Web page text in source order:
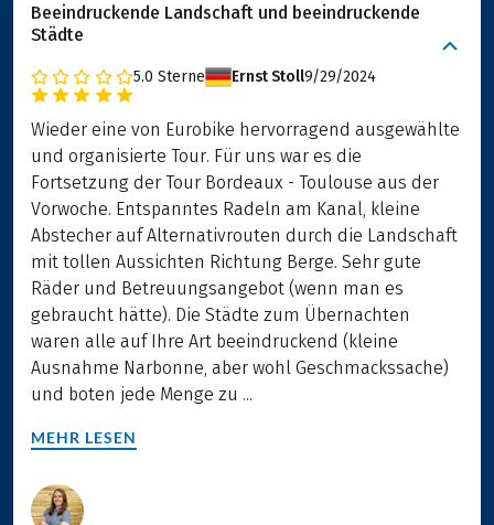
Beeindruckende Landschaft und beeindruckende
Städte
5.0 Sterne Ernst Stoll9/29/2024
Wieder eine von Eurobike hervorragend ausgewählte
und organisierte Tour. Für uns war es die
Fortsetzung der Tour Bordeaux - Toulouse aus der
Vorwoche. Entspanntes Radeln am Kanal, kleine
Abstecher auf Alternativrouten durch die Landschaft
mit tollen Aussichten Richtung Berge. Sehr gute
Räder und Betreuungsangebot (wenn man es
gebraucht hätte). Die Städte zum Übernachten
waren alle auf Ihre Art beeindruckend (kleine
Ausnahme Narbonne, aber wohl Geschmackssache)
und boten jede Menge zu ...
MEHR LESEN